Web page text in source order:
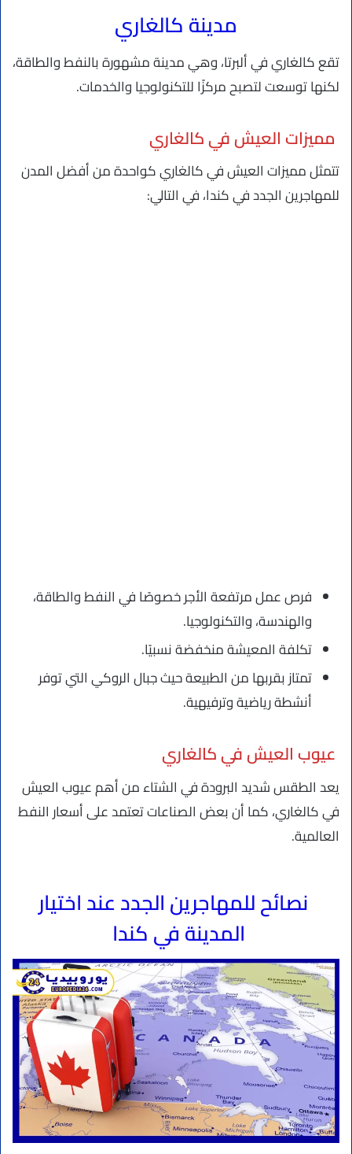
مدينة كالغاري
تقع كالغاري في ألبرتا، وهي مدينة مشهورة بالنفط والطاقة،
لكنها توسعت لتصبح مركزًا للتكنولوجيا والخدمات.
مميزات العيش في كالغاري
تتمثل مميزات العيش في كالغاري كواحدة من أفضل المدن
للمهاجرين الجدد في كندا، في التالي:
فرص عمل مرتفعة الأجر خصوصًا في النفط والطاقة،
والهندسة، والتكنولوجيا.
تكلفة المعيشة منخفضة نسبيًا.
تمتاز بقربها من الطبيعة حيث جبال الروكي التي توفر
أنشطة رياضية وترفيهية.
عيوب العيش في كالغاري
يعد الطقس شديد البرودة في الشتاء من أهم عيوب العيش
في كالغاري، كما أن بعض الصناعات تعتمد على أسعار النفط
العالمية.
نصائح للمهاجرين الجدد عند اختيار
المدينة في كندا